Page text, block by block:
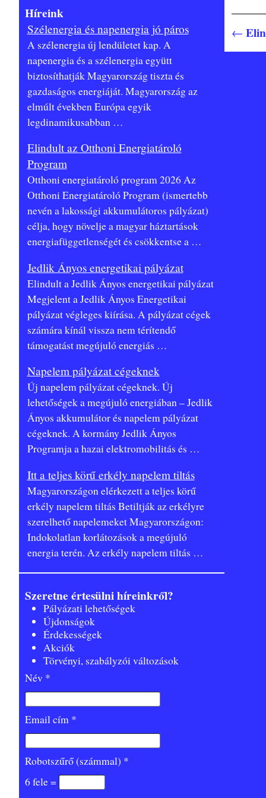
←
Híreink
Szélenergia és napenergia jó páros
A szélenergia új lendületet kap. A
napenergia és a szélenergia együtt
biztosíthatják Magyarország tiszta és
gazdaságos energiáját. Magyarország az
elmúlt években Európa egyik
legdinamikusabban …
Elindult az Otthoni Energiatároló
Program
Otthoni energiatároló program 2026 Az
Otthoni Energiatároló Program (ismertebb
nevén a lakossági akkumulátoros pályázat)
célja, hogy növelje a magyar háztartások
energiafüggetlenségét és csökkentse a …
Jedlik Ányos energetikai pályázat
Elindult a Jedlik Ányos energetikai pályázat
Megjelent a Jedlik Ányos Energetikai
pályázat végleges kiírása. A pályázat cégek
számára kínál vissza nem térítendő
támogatást megújuló energiás …
Napelem pályázat cégeknek
Új napelem pályázat cégeknek. Új
lehetőségek a megújuló energiában – Jedlik
Ányos akkumulátor és napelem pályázat
cégeknek. A kormány Jedlik Ányos
Programja a hazai elektromobilitás és …
Itt a teljes körű erkély napelem tiltás
Magyarországon elérkezett a teljes körű
erkély napelem tiltás Betiltják az erkélyre
szerelhető napelemeket Magyarországon:
Indokolatlan korlátozások a megújuló
energia terén. Az erkély napelem tiltás …
Szeretne értesülni híreinkről?
Pályázati lehetőségek
Újdonságok
Érdekességek
Akciók
Törvényi, szabályzói változások
Név *
Email cím *
Robotszűrő (számmal) *
6 fele =